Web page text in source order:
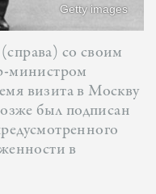
Getty images
со своим
министром
визита в Москву
был подписан
в